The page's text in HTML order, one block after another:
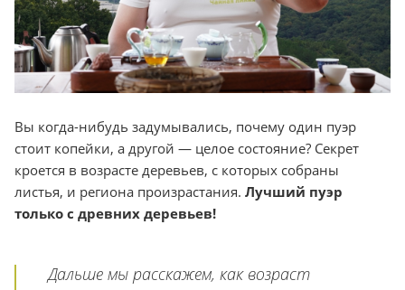
Вы когда-нибудь задумывались, почему один пуэр
стоит копейки, а другой — целое состояние? Секрет
кроется в возрасте деревьев, с которых собраны
листья, и региона произрастания. Лучший пуэр
только с древних деревьев!
Дальше мы расскажем, как возраст